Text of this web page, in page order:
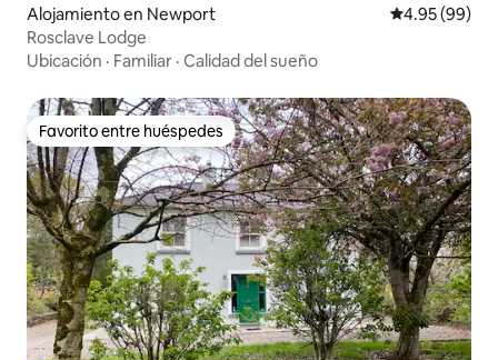
Alojamiento en Newport Calificación
4.95 (99)
Rosclave Lodge
Ubicación · Familiar · Calidad del sueño
Favorito entre huéspedes
Favorito entre huéspedes